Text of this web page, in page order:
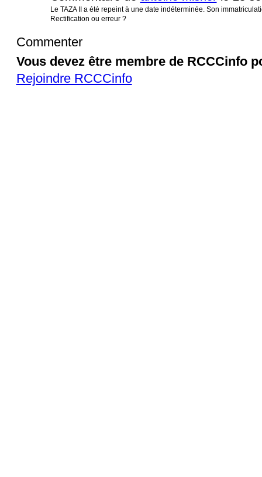
Le TAZA II a été repeint à une date indéterminée. Son
Rectification ou erreur ?
Commenter
Vous devez être membre de RCCCinfo
Rejoindre RCCCinfo